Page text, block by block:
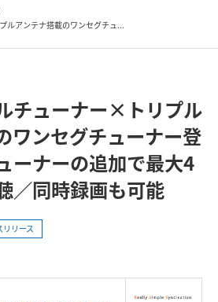
ルアンテナ搭載のワンセグチュ...
チューナー×トリプル
ワンセグチューナー登
ーナーの追加で最大4
／同時録画も可能
リース